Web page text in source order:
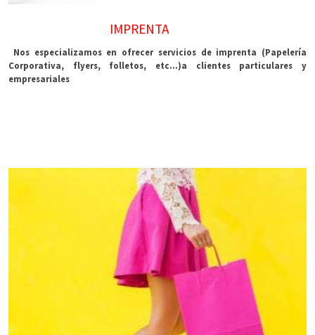
IMPRENTA
Nos especializamos en ofrecer servicios de imprenta (Papelería
Corporativa, flyers, folletos, etc...)a clientes particulares y
empresariales